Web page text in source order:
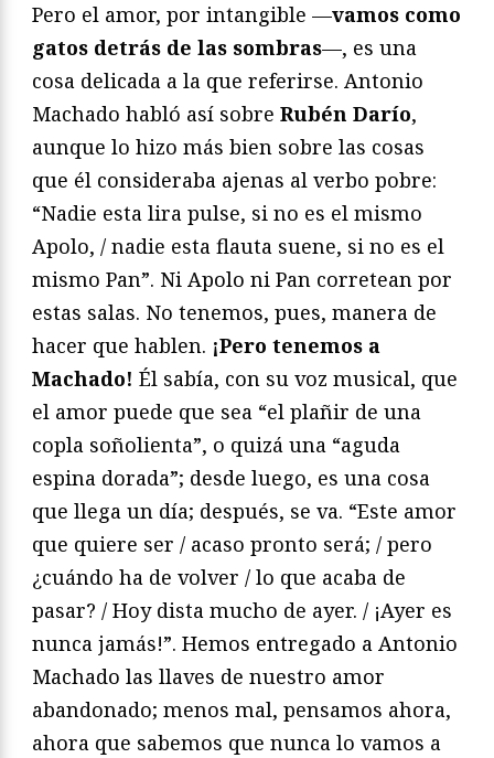
Pero el amor, por intangible —vamos como
gatos detrás de las sombras—, es una
cosa delicada a la que referirse. Antonio
Machado habló así sobre Rubén Darío,
aunque lo hizo más bien sobre las cosas
que él consideraba ajenas al verbo pobre:
“Nadie esta lira pulse, si no es el mismo
Apolo, / nadie esta flauta suene, si no es el
mismo Pan”. Ni Apolo ni Pan corretean por
estas salas. No tenemos, pues, manera de
hacer que hablen. ¡Pero tenemos a
Machado! Él sabía, con su voz musical, que
el amor puede que sea “el plañir de una
copla soñolienta”, o quizá una “aguda
espina dorada”; desde luego, es una cosa
que llega un día; después, se va. “Este amor
que quiere ser / acaso pronto será; / pero
¿cuándo ha de volver / lo que acaba de
pasar? / Hoy dista mucho de ayer. / ¡Ayer es
nunca jamás!”. Hemos entregado a Antonio
Machado las llaves de nuestro amor
abandonado; menos mal, pensamos ahora,
ahora que sabemos que nunca lo vamos a